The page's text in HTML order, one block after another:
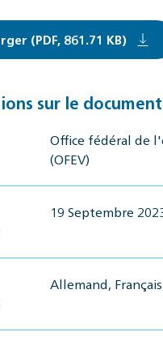
(PDF, 861.71 KB)
sur le document
Office fédéral de
(OFEV)
19 Septembre
Allemand,